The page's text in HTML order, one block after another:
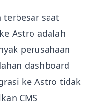
terbesar saat
Astro adalah
perusahaan
dashboard
ke Astro tidak
CMS